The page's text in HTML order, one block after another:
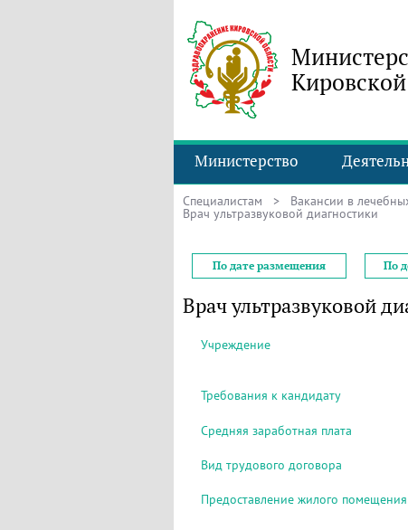
Министерство
Специалистам > Вакансии в
Врач ультразвуковой диагностики
По дате размещения По
Врач ультразвуковой
Учреждение
Требования к кандидату
Средняя заработная плата
Вид трудового договора
Предоставление жилого помещения